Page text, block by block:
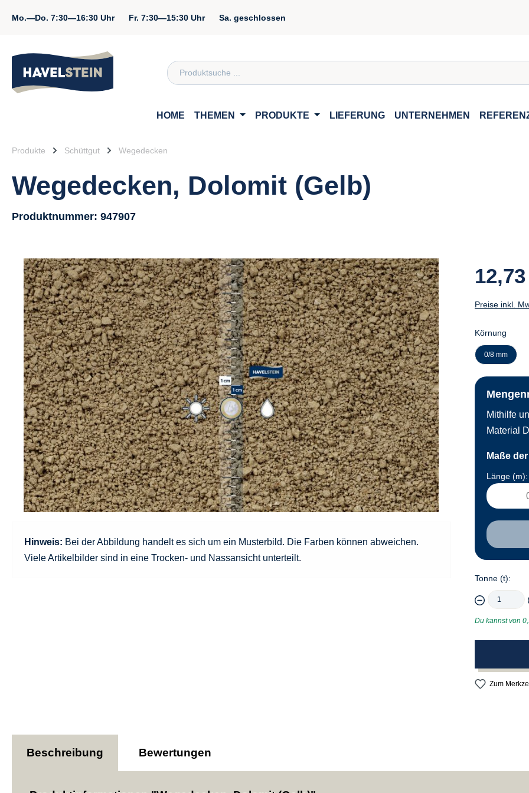
Mo.—Do. 7:30—16:30 Uhr Fr. 7:30—15:30 Uhr Sa. geschlossen
Zum Inhalt
HOME THEMEN PRODUKTE LIEFERUNG UNTERNEHMEN
Produkte Schüttgut Wegedecken
Wegedecken, Dolomit (Gelb)
Produktnummer: 947907
Hinweis: Bei der Abbildung handelt es sich um ein Musterbild. Die Farben können abweichen.
Viele Artikelbilder sind in eine Trocken- und Nassansicht unterteilt.
Preise inkl.
Körnung
0/8 mm
Mithilfe
Material
Maße
Länge (m):
Tonne (t):
Du kannst von
Zum
Beschreibung Bewertungen